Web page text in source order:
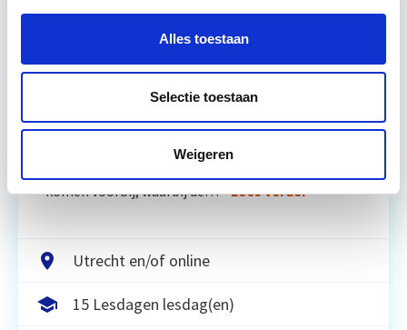
Alles toestaan
Selectie toestaan
Weigeren
Business Case voor Vastgoed- &
Projectontwikkeling
Tijdens deze opleiding leer je om integraal
vastgoedprojecten te realiseren en/of te
komen voorbij, waarbij de… Lees verder
Utrecht en/of online
15 Lesdagen lesdag(en)